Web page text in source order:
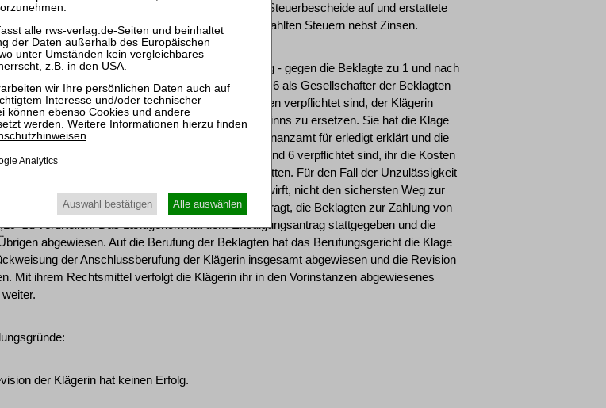
Vertragsschluss vom 5. Juli 2001 ausging, die Steuerbescheide auf und erstattete
anderweitig steuerlich beratenen Klägerin die gezahlten Steuern nebst Zinsen.
hat - vor der Einigung mit der Finanzverwaltung - gegen die Beklagte zu 1 und nach
gegen die Beklagten zu 2, 3, 5 und 6 als Gesellschafter der Beklagten
des Inhalts erhoben, dass die Beklagten verpflichtet sind, der Klägerin
aus der Besteuerung des Veräußerungsgewinns zu ersetzen. Sie hat die Klage
des Steuerschadens nach der Einigung mit dem Finanzamt für erledigt erklärt und die
begehrt, dass die Beklagten zu 1, 2, 3, 5 und 6 verpflichtet sind, ihr die Kosten
zur Abwendung der Steuerschuld zu erstatten. Für den Fall der Unzulässigkeit
hat die Klägerin, die den Beklagten vorwirft, nicht den sichersten Weg zur
der Steuerbefreiung eingeschlagen zu haben, beantragt, die Beklagten zur Zahlung von
 zu verurteilen. Das Landgericht hat dem Erledigungsantrag stattgegeben und die
abgewiesen. Auf die Berufung der Beklagten hat das Berufungsgericht die Klage
der Anschlussberufung der Klägerin insgesamt abgewiesen und die Revision
Mit ihrem Rechtsmittel verfolgt die Klägerin ihr in den Vorinstanzen abgewiesenes
der Klägerin hat keinen Erfolg.
.
Analytics
Auswahl bestätigen Alle auswählen